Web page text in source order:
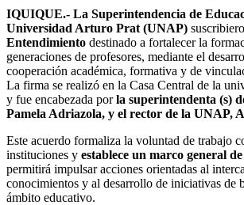
IQUIQUE.- La Superintendencia de
Universidad Arturo Prat (UNAP)
Entendimiento destinado a fortalecer la
generaciones de profesores, mediante el
cooperación académica, formativa y de
La firma se realizó en la Casa Central de la
y fue encabezada porla superintendenta (s)
Pamela Adriazola, y el rector de la UNAP,
Este acuerdo formaliza la voluntad de trabajo
instituciones y establece un marco general
permitirá impulsar acciones orientadas al
conocimientos y al desarrollo de iniciativas de
ámbito educativo.